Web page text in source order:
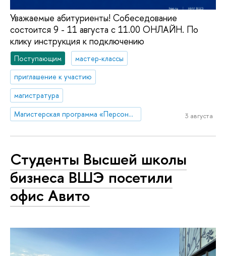
Уважаемые абитуриенты! Собеседование
состоится 9 - 11 августа с 11.00 ОНЛАЙН. По
клику инструкция к подключению
Поступающим
мастер-классы
приглашение к участию
магистратура
Магистерская программа «Персонология. Консультативная психология и психотерапия»
3 августа
Студенты Высшей школы
бизнеса ВШЭ посетили
офис Авито